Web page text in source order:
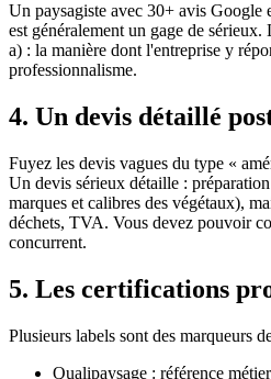
Un paysagiste avec 30+ avis Google
est généralement un gage de
a) : la manière dont l'entreprise y
professionnalisme.
4. Un devis détaillé
Fuyez les devis vagues du type «
Un devis sérieux détaille :
marques et calibres des végétaux),
déchets, TVA. Vous devez pouvoir
concurrent.
5. Les certifications
Plusieurs labels sont des marqueurs
Qualipaysage : référence